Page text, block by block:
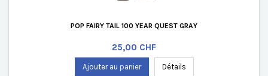
POP FAIRY TAIL 100 YEAR QUEST GRAY
Prix
25,00 CHF
Ajouter au panier Détails